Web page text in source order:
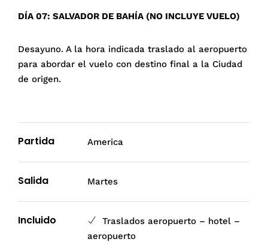
DÍA 07: SALVADOR DE BAHÍA (NO INCLUYE VUELO)
Desayuno. A la hora indicada traslado al aeropuerto
para abordar el vuelo con destino final a la Ciudad
de origen.
Partida America
Salida Martes
Incluido
Traslados aeropuerto – hotel –
aeropuerto